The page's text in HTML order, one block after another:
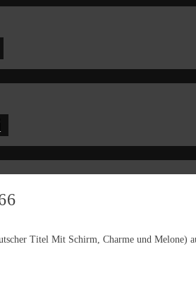
Titel Mit Schirm, Charme und Melone)